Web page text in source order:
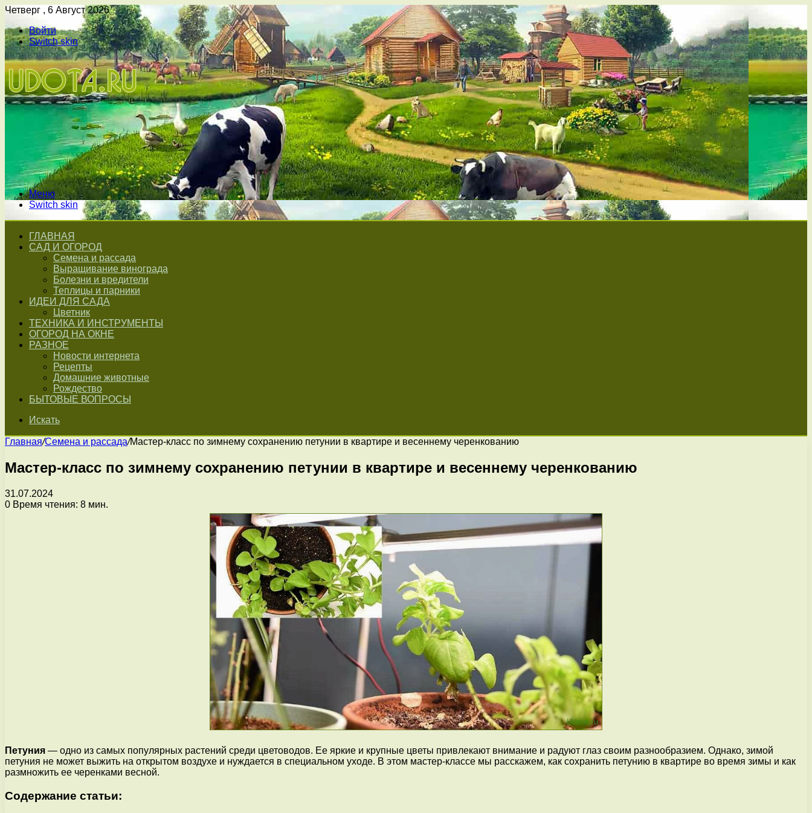
Четверг , 6 Август 2026
Войти
Switch skin
Меню
Switch skin
ГЛАВНАЯ
САД И ОГОРОД
Семена и рассада
Выращивание винограда
Болезни и вредители
Теплицы и парники
ИДЕИ ДЛЯ САДА
Цветник
ТЕХНИКА И ИНСТРУМЕНТЫ
ОГОРОД НА ОКНЕ
РАЗНОЕ
Новости интернета
Рецепты
Домашние животные
Рождество
БЫТОВЫЕ ВОПРОСЫ
Искать
Главная/Семена и рассада/Мастер-класс по зимнему сохранению петунии в квартире и весеннему черенкованию
Мастер-класс по зимнему сохранению петунии в квартире и весеннему черенкованию
31.07.2024
0 Время чтения: 8 мин.
Петуния — одно из самых популярных растений среди цветоводов. Ее яркие и крупные цветы привлекают внимание и радуют глаз своим разнообразием. Однако, зимой
петуния не может выжить на открытом воздухе и нуждается в специальном уходе. В этом мастер-классе мы расскажем, как сохранить петунию в квартире во время зимы и как
размножить ее черенками весной.
Содержание статьи: